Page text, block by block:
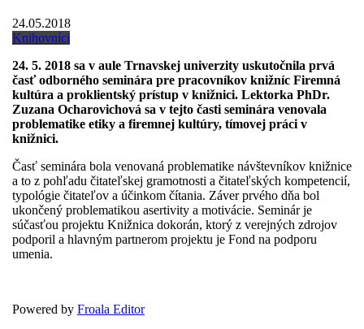
24.05.2018
Knihovníci
24. 5. 2018 sa v aule Trnavskej univerzity uskutočnila prvá
časť odborného seminára pre pracovníkov knižníc Firemná
kultúra a proklientský prístup v knižnici. Lektorka PhDr.
Zuzana Ocharovichová sa v tejto časti seminára venovala
problematike etiky a firemnej kultúry, tímovej práci v
knižnici.
Časť seminára bola venovaná problematike návštevníkov knižnice
a to z pohľadu čitateľskej gramotnosti a čitateľských kompetencií,
typológie čitateľov a účinkom čítania. Záver prvého dňa bol
ukončený problematikou asertivity a motivácie. Seminár je
súčasťou projektu Knižnica dokorán, ktorý z verejných zdrojov
podporil a hlavným partnerom projektu je Fond na podporu
umenia.
Powered by Froala Editor